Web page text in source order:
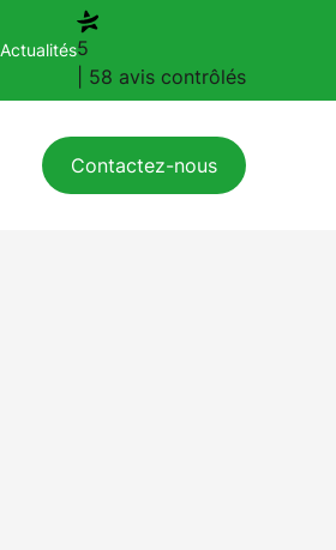
Actualités5
| 58 avis contrôlés
Contactez-nous